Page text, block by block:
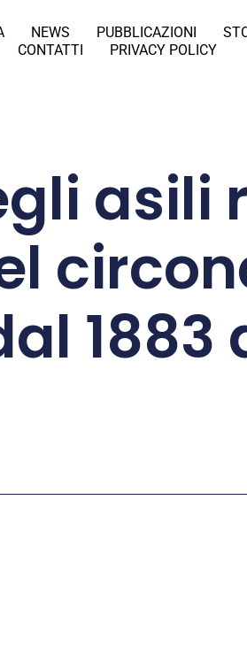
NEWS PUBBLICAZIONI
CONTATTI
PRIVACY POLICY
asili
1883